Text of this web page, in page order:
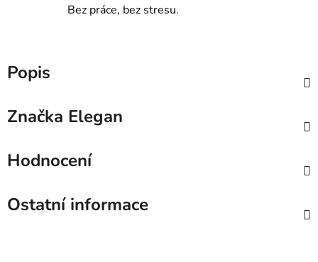
Bez práce, bez stresu.
Popis
Značka Elegan
Hodnocení
Ostatní informace